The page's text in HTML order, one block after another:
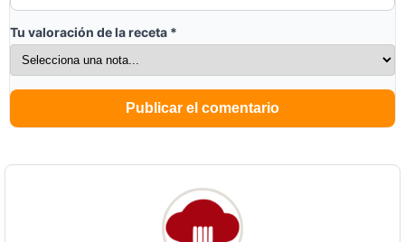
Tu valoración de la receta *